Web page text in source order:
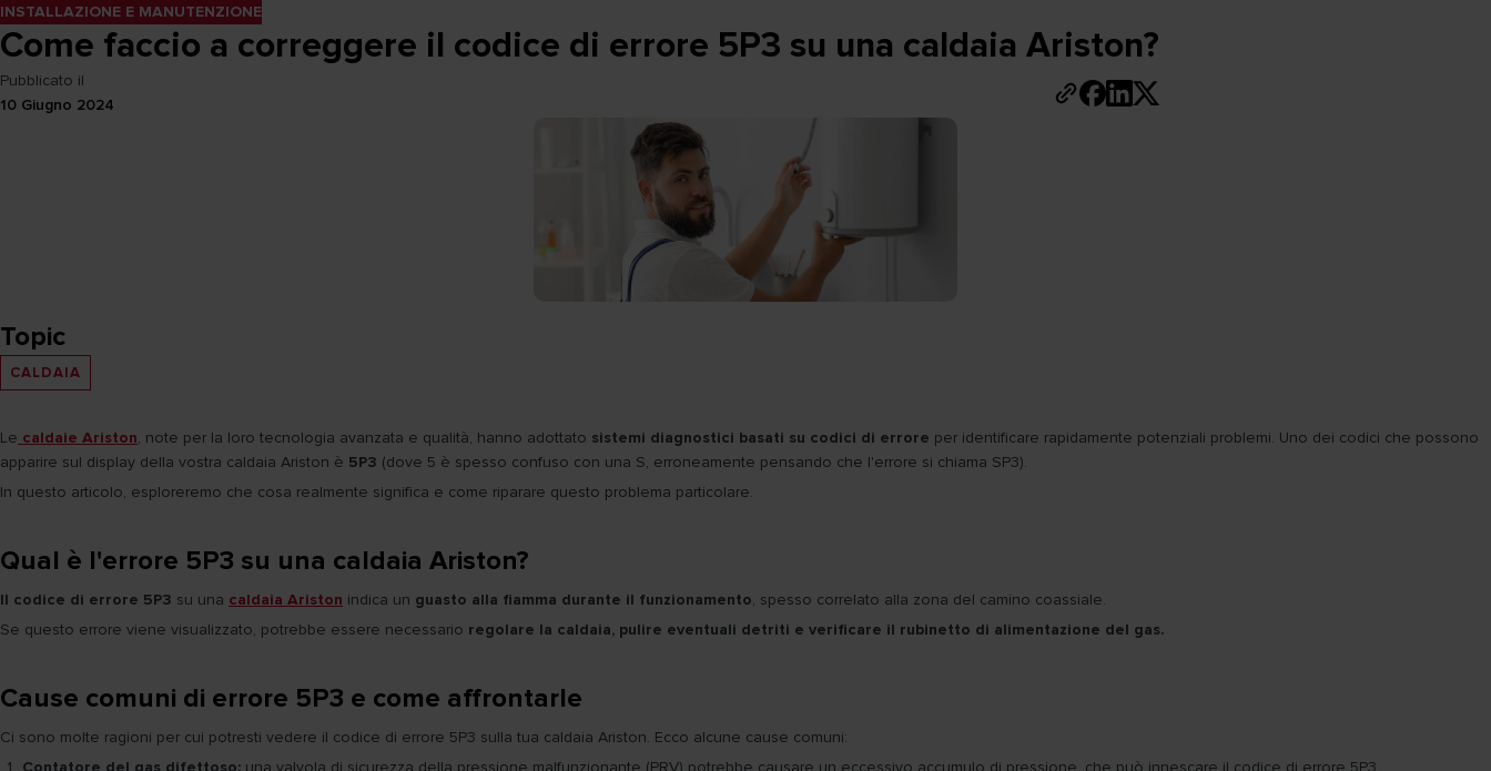
INSTALLAZIONE E MANUTENZIONE
Come faccio a correggere il codice di errore 5P3 su una caldaia Ariston?
Pubblicato il
10 Giugno 2024
Topic
CALDAIA
Le caldaie Ariston, note per la loro tecnologia avanzata e qualità, hanno adottato sistemi diagnostici basati su codici di errore per identificare rapidamente potenziali problemi. Uno dei codici che possono
apparire sul display della vostra caldaia Ariston è 5P3 (dove 5 è spesso confuso con una S, erroneamente pensando che l'errore si chiama SP3).
In questo articolo, esploreremo che cosa realmente significa e come riparare questo problema particolare.
Qual è l'errore 5P3 su una caldaia Ariston?
Il codice di errore 5P3 su una caldaia Ariston indica un guasto alla fiamma durante il funzionamento, spesso correlato alla zona del camino coassiale.
Se questo errore viene visualizzato, potrebbe essere necessario regolare la caldaia, pulire eventuali detriti e verificare il rubinetto di alimentazione del gas.
Cause comuni di errore 5P3 e come affrontarle
Ci sono molte ragioni per cui potresti vedere il codice di errore 5P3 sulla tua caldaia Ariston. Ecco alcune cause comuni:
Contatore del gas difettoso: una valvola di sicurezza della pressione malfunzionante (PRV) potrebbe causare un eccessivo accumulo di pressione, che può innescare il codice di errore 5P3.